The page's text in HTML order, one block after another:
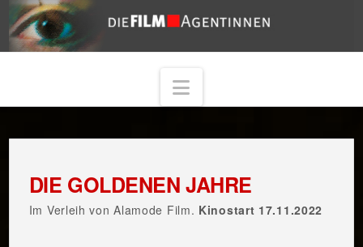
Navigation
DIE GOLDENEN JAHRE
Im Verleih von Alamode Film. Kinostart 17.11.2022